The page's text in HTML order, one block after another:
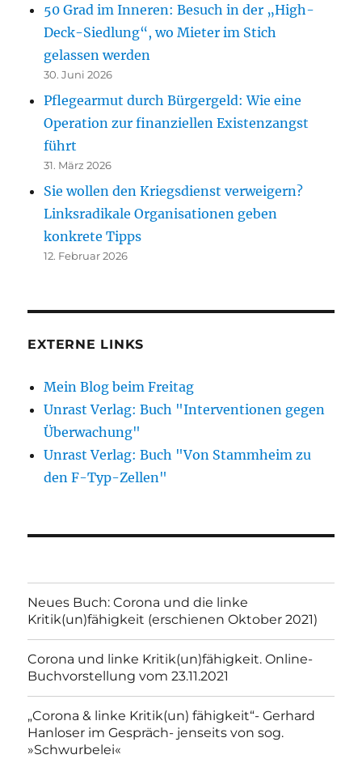
50 Grad im Inneren: Besuch in der „High-
Deck-Siedlung“, wo Mieter im Stich
gelassen werden
30. Juni 2026
Pflegearmut durch Bürgergeld: Wie eine
Operation zur finanziellen Existenzangst
führt
31. März 2026
Sie wollen den Kriegsdienst verweigern?
Linksradikale Organisationen geben
konkrete Tipps
12. Februar 2026
EXTERNE LINKS
Mein Blog beim Freitag
Unrast Verlag: Buch "Interventionen gegen
Überwachung"
Unrast Verlag: Buch "Von Stammheim zu
den F-Typ-Zellen"
Neues Buch: Corona und die linke
Kritik(un)fähigkeit (erschienen Oktober 2021)
Corona und linke Kritik(un)fähigkeit. Online-
Buchvorstellung vom 23.11.2021
„Corona & linke Kritik(un) fähigkeit“- Gerhard
Hanloser im Gespräch- jenseits von sog.
»Schwurbelei«